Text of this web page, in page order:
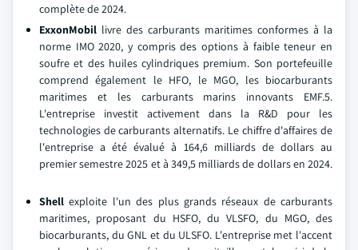
complète de 2024.
ExxonMobil livre des carburants maritimes conformes à la
norme IMO 2020, y compris des options à faible teneur en
soufre et des huiles cylindriques premium. Son portefeuille
comprend également le HFO, le MGO, les biocarburants
maritimes et les carburants marins innovants EMF.5.
L'entreprise investit activement dans la R&D pour les
technologies de carburants alternatifs. Le chiffre d'affaires de
l'entreprise a été évalué à 164,6 milliards de dollars au
premier semestre 2025 et à 349,5 milliards de dollars en 2024.
Shell exploite l'un des plus grands réseaux de carburants
maritimes, proposant du HSFO, du VLSFO, du MGO, des
biocarburants, du GNL et du ULSFO. L'entreprise met l'accent